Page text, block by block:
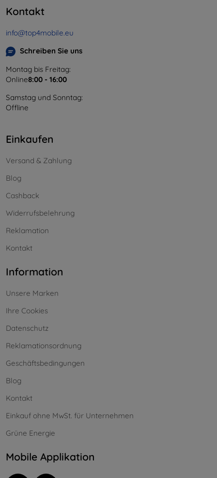
Kontakt
info@top4mobile.eu
Schreiben Sie uns
Montag bis Freitag:
Online8:00 - 16:00
Samstag und Sonntag:
Offline
Einkaufen
Versand & Zahlung
Blog
Cashback
Widerrufsbelehrung
Reklamation
Kontakt
Information
Unsere Marken
Ihre Cookies
Datenschutz
Reklamationsordnung
Geschäftsbedingungen
Blog
Kontakt
Einkauf ohne MwSt. für Unternehmen
Grüne Energie
Mobile Applikation